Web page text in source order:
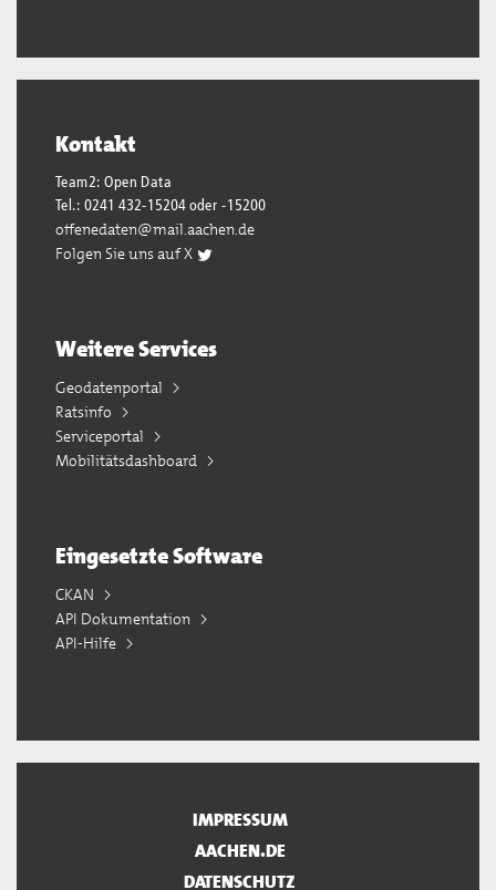
Kontakt
Team2: Open Data
Tel.: 0241 432-15204 oder -15200
offenedaten@mail.aachen.de
Folgen Sie uns auf X
Weitere Services
Geodatenportal
Ratsinfo
Serviceportal
Mobilitätsdashboard
Eingesetzte Software
CKAN
API Dokumentation
API-Hilfe
IMPRESSUM
AACHEN.DE
DATENSCHUTZ